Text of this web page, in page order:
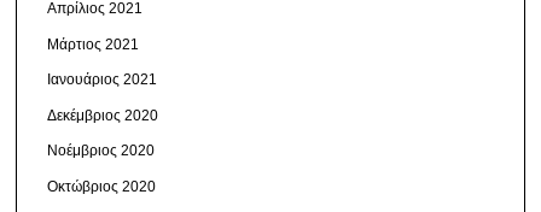
Απρίλιος 2021
Μάρτιος 2021
Ιανουάριος 2021
Δεκέμβριος 2020
Νοέμβριος 2020
Οκτώβριος 2020